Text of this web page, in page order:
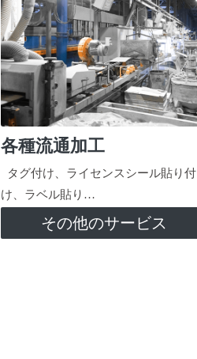
各種流通加工
タグ付け、ライセンスシール貼り付
け、ラベル貼り…
その他のサービス